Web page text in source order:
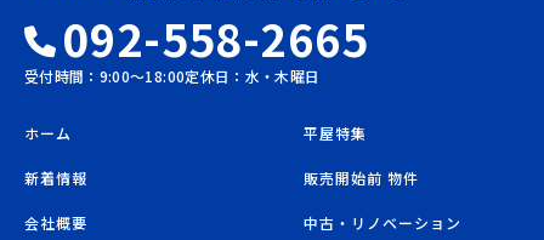
092-558-2665
受付時間：9:00〜18:00定休日：水・木曜日
ホーム
新着情報
会社概要
平屋特集
販売開始前 物件
中古・リノベーション